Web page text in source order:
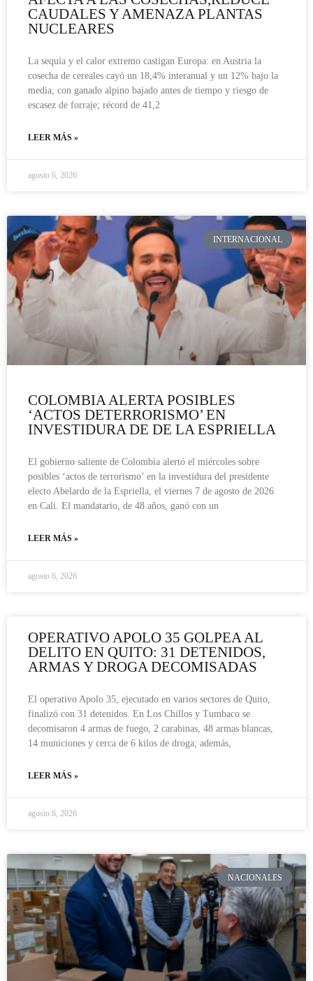
CAUDALES Y AMENAZA PLANTAS
NUCLEARES
La sequía y el calor extremo castigan Europa: en Austria la
cosecha de cereales cayó un 18,4% interanual y un 12% bajo la
media, con ganado alpino bajado antes de tiempo y riesgo de
escasez de forraje; récord de 41,2
LEER MÁS »
agosto 6, 2026
INTERNACIONAL
COLOMBIA ALERTA POSIBLES
‘ACTOS DETERRORISMO’ EN
INVESTIDURA DE DE LA ESPRIELLA
El gobierno saliente de Colombia alertó el miércoles sobre
posibles ‘actos de terrorismo’ en la investidura del presidente
electo Abelardo de la Espriella, el viernes 7 de agosto de 2026
en Cali. El mandatario, de 48 años, ganó con un
LEER MÁS »
agosto 6, 2026
OPERATIVO APOLO 35 GOLPEA AL
DELITO EN QUITO: 31 DETENIDOS,
ARMAS Y DROGA DECOMISADAS
El operativo Apolo 35, ejecutado en varios sectores de Quito,
finalizó con 31 detenidos. En Los Chillos y Tumbaco se
decomisaron 4 armas de fuego, 2 carabinas, 48 armas blancas,
14 municiones y cerca de 6 kilos de droga; además,
LEER MÁS »
agosto 6, 2026
NACIONALES